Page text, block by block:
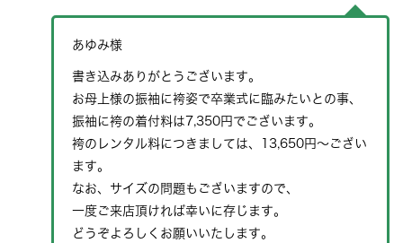
あゆみ様
書き込みありがとうございます。
お母上様の振袖に袴姿で卒業式に臨みたいとの事、
振袖に袴の着付料は7,350円でございます。
袴のレンタル料につきましては、13,650円～ござい
ます。
なお、サイズの問題もございますので、
一度ご来店頂ければ幸いに存じます。
どうぞよろしくお願いいたします。